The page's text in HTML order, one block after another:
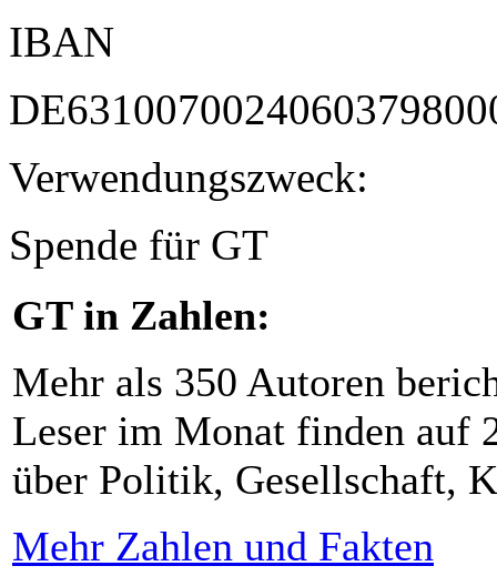
IBAN
Verwendungszweck:
Spende für GT
GT in Zahlen:
Mehr als 350 Autoren
Leser im Monat finden auf
über Politik, Gesellschaft,
Mehr Zahlen und Fakten